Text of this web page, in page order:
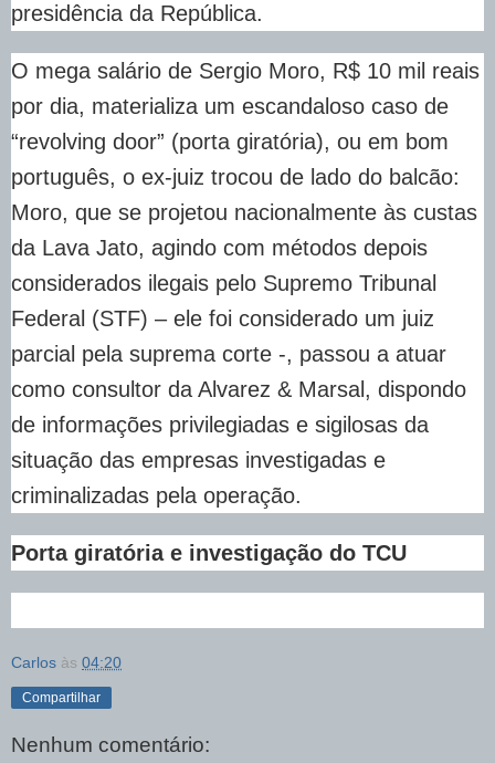
presidência da República.
O mega salário de Sergio Moro, R$ 10 mil reais
por dia, materializa um escandaloso caso de
“revolving door” (porta giratória), ou em bom
português, o ex-juiz trocou de lado do balcão:
Moro, que se projetou nacionalmente às custas
da Lava Jato, agindo com métodos depois
considerados ilegais pelo Supremo Tribunal
Federal (STF) – ele foi considerado um juiz
parcial pela suprema corte -, passou a atuar
como consultor da Alvarez & Marsal, dispondo
de informações privilegiadas e sigilosas da
situação das empresas investigadas e
criminalizadas pela operação.
Porta giratória e investigação do TCU
Carlos às 04:20
Compartilhar
Nenhum comentário: